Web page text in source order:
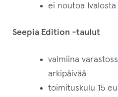
ei noutoa Ivalosta
Seepia Edition -taulut
valmiina
arkipäivää
toimituskulu 15